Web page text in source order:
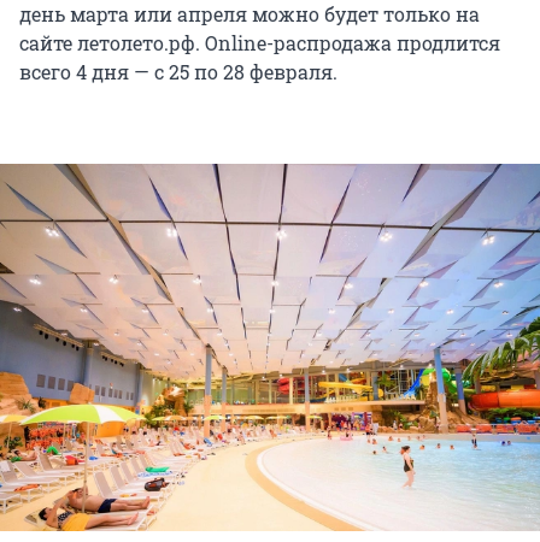
день марта или апреля можно будет только на
сайте летолето.рф. Online-распродажа продлится
всего 4 дня — с 25 по 28 февраля.